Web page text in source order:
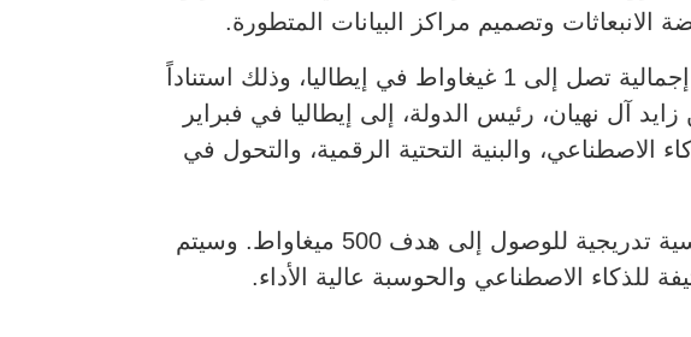
وتصميم مراكز البيانات المتطورة.
وتُعد الاتفاقية خطوة محورية ضمن برنامج أوسع لإنشاء سعة تكنولوجيا معلومات إجمالية تصل إلى 1 غيغاواط في إيطاليا، وذلك استناداً
آل نهيان، رئيس الدولة، إلى إيطاليا في فبراير
الاصطناعي، والبنية التحتية الرقمية، والتحول في
وتؤكد الاتفاقية الجديدة دور “خزنة” كشريك رئيسي في تصميم وتطوير خطة رئيسية تدريجية للوصول إلى هدف 500 ميغاواط. وسيتم
للذكاء الاصطناعي والحوسبة عالية الأداء.